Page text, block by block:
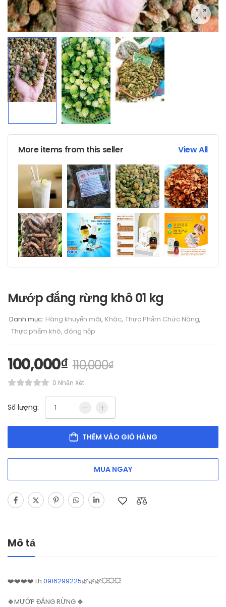
More items from this seller View All
Mướp đắng rừng khô 01 kg
Danh mục: Hàng khuyến mãi, Khác, Thực Phẩm Chức Năng,
Thực phẩm khô, đóng hộp
100,000₫ 110,000₫
0 Nhận Xét
Số lượng:
THÊM VÀO GIỎ HÀNG
MUA NGAY
Mô tả
❤️❤️❤️❤️ Lh 0916299225🌿🌿🌿💥💥💥
🍀MƯỚP ĐẮNG RỪNG 🍀